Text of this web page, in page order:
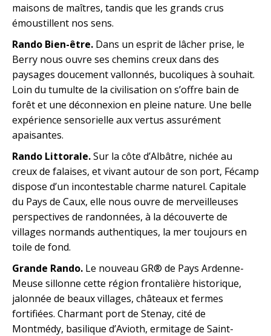
maisons de maîtres, tandis que les grands crus
émoustillent nos sens.
Rando Bien-être. Dans un esprit de lâcher prise, le
Berry nous ouvre ses chemins creux dans des
paysages doucement vallonnés, bucoliques à souhait.
Loin du tumulte de la civilisation on s’offre bain de
forêt et une déconnexion en pleine nature. Une belle
expérience sensorielle aux vertus assurément
apaisantes.
Rando Littorale.Sur la côte d’Albâtre, nichée au
creux de falaises, et vivant autour de son port, Fécamp
dispose d’un incontestable charme naturel. Capitale
du Pays de Caux, elle nous ouvre de merveilleuses
perspectives de randonnées, à la découverte de
villages normands authentiques, la mer toujours en
toile de fond.
Grande Rando. Le nouveau GR® de Pays Ardenne-
Meuse sillonne cette région frontalière historique,
jalonnée de beaux villages, châteaux et fermes
fortifiées. Charmant port de Stenay, cité de
Montmédy, basilique d’Avioth, ermitage de Saint-